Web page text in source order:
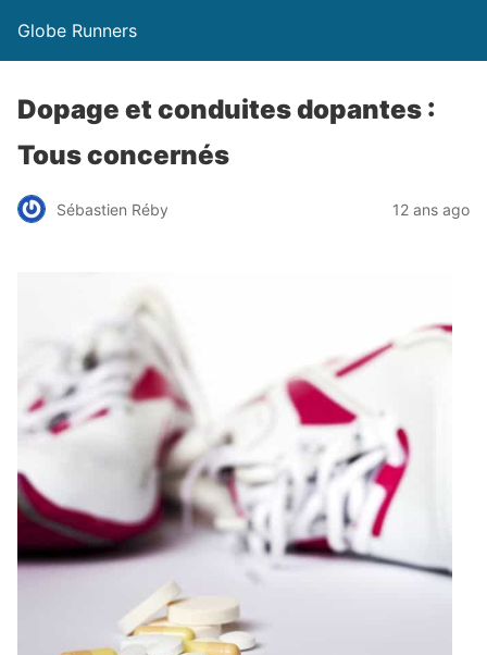
Globe Runners
Dopage et conduites dopantes :
Tous concernés
Sébastien Réby 12 ans ago